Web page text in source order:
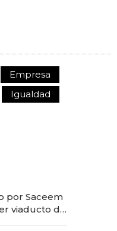
Empresa
Igualdad
por Saceem
viaducto de